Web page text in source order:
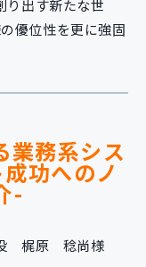
り出す新たな世
優位性を更に強固
務系シス
功へのノ
-
役 梶原 稔尚様